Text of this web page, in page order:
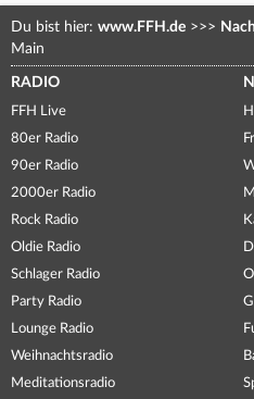
Du bist hier: www.FFH.de >>>
Main
RADIO
FFH Live
80er Radio
90er Radio
2000er Radio
Rock Radio
Oldie Radio
Schlager Radio
Party Radio
Lounge Radio
Weihnachtsradio
Meditationsradio